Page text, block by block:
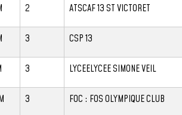
2 ATSCAF 13 ST VICTORET
3 CSP 13
3 LYCEELYCEE SIMONE VEIL
3 FOC : FOS OLYMPIQUE CLUB